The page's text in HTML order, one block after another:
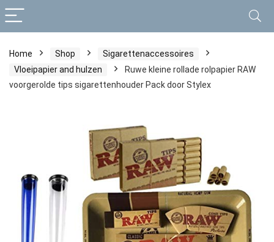
Home Shop
Sigarettenaccessoires
Vloeipapier and hulzen
Ruwe kleine rollade rolpapier RAW
voorgerolde tips sigarettenhouder Pack door Stylex